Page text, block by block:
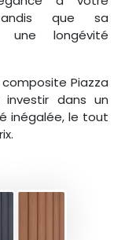
que sa
une longévité
Piazza
investir dans un
inégalée, le tout